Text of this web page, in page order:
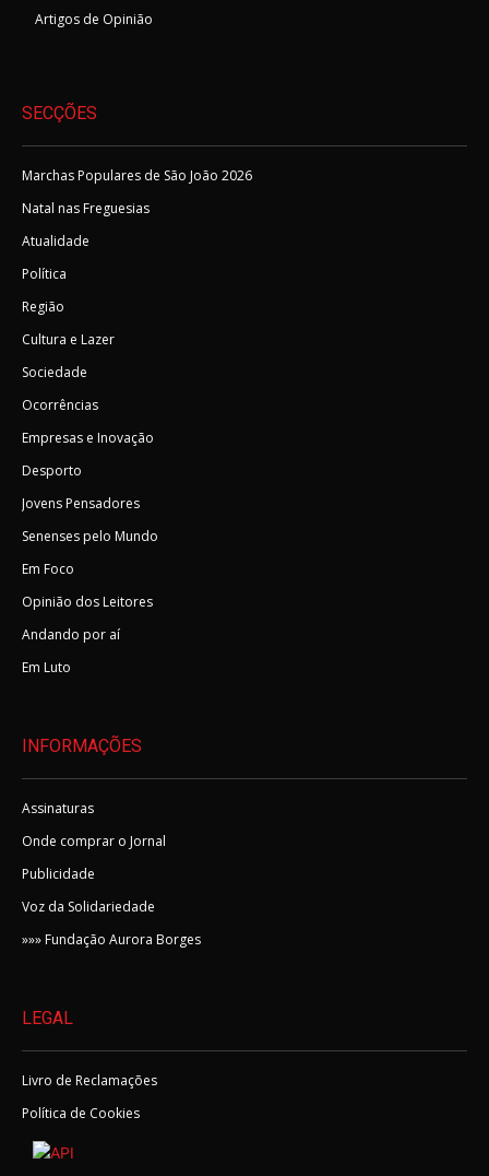
Artigos de Opinião
SECÇÕES
Marchas Populares de São João 2026
Natal nas Freguesias
Atualidade
Política
Região
Cultura e Lazer
Sociedade
Ocorrências
Empresas e Inovação
Desporto
Jovens Pensadores
Senenses pelo Mundo
Em Foco
Opinião dos Leitores
Andando por aí
Em Luto
INFORMAÇÕES
Assinaturas
Onde comprar o Jornal
Publicidade
Voz da Solidariedade
»»» Fundação Aurora Borges
LEGAL
Livro de Reclamações
Política de Cookies